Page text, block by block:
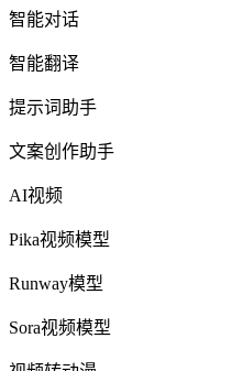
智能对话
智能翻译
提示词助手
文案创作助手
AI视频
Pika视频模型
Runway模型
Sora视频模型